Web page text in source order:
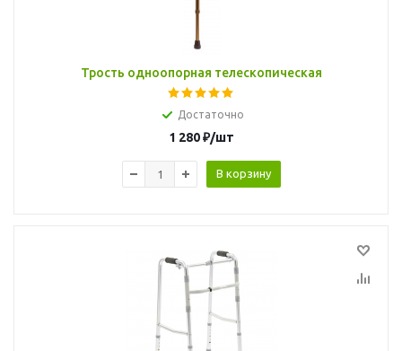
Трость одноопорная телескопическая
Достаточно
1 280₽/шт
В корзину